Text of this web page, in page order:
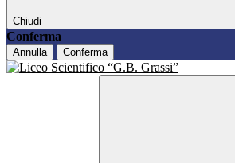
Chiudi
Conferma
Annulla Conferma